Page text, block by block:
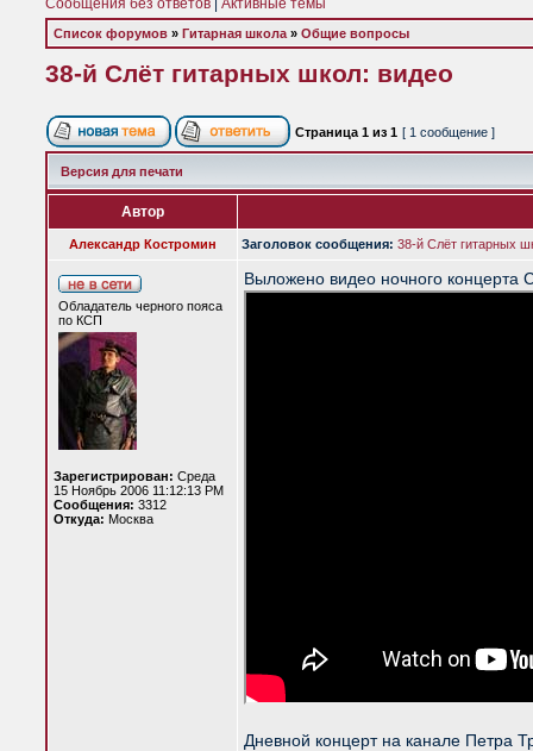
Сообщения без ответов Активные темы
Список форумов » Гитарная школа » Общие вопросы
38-й Слёт гитарных школ: видео
Страница 1 из 1 [ 1 сообщение ]
Версия для печати
Автор
Александр Костромин Заголовок сообщения: 38-й Слёт гитарных
Обладатель черного пояса
по КСП
Зарегистрирован: Среда
15 Ноябрь 2006 11:12:13 PM
Сообщения: 3312
Откуда: Москва
Выложено видео ночного
Дневной концерт на канале Петра